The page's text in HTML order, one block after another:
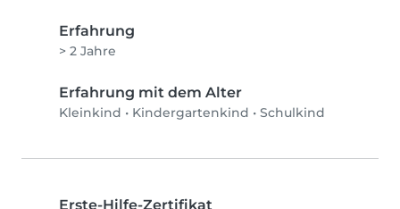
Erfahrung
> 2 Jahre
Erfahrung mit dem Alter
Kleinkind • Kindergartenkind • Schulkind
Erste-Hilfe-Zertifikat